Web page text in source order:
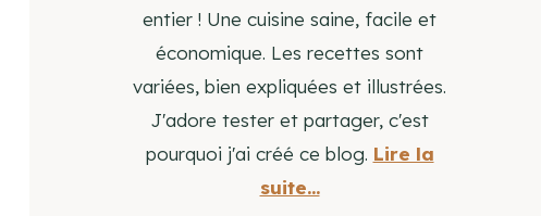
entier ! Une cuisine saine, facile et
économique. Les recettes sont
variées, bien expliquées et illustrées.
J'adore tester et partager, c'est
pourquoi j'ai créé ce blog. Lire la
suite...